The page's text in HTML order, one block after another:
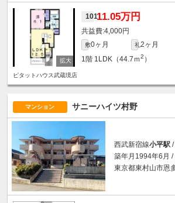
10111.05万円
4,000円
敷0ヶ月 礼2ヶ月
1階 1LDK（44.7ｍ2 ）
ピタットハウス武蔵境店
マンション サニーハイツ村野
西武新宿線小平駅
築年月1994年6月 /
東京都東村山市恩